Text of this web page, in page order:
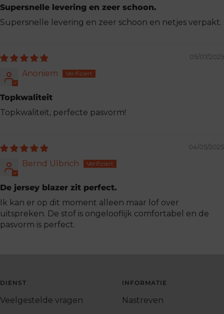
Supersnelle levering en zeer schoon.
Supersnelle levering en zeer schoon en netjes verpakt.
05/07/2025
Anoniem
Topkwaliteit
Topkwaliteit, perfecte pasvorm!
04/05/2025
Bernd Ulbrich
De jersey blazer zit perfect.
Ik kan er op dit moment alleen maar lof over
uitspreken. De stof is ongelooflijk comfortabel en de
pasvorm is perfect.
DIENST
Veelgestelde vragen
INFORMATIE
Nastreven